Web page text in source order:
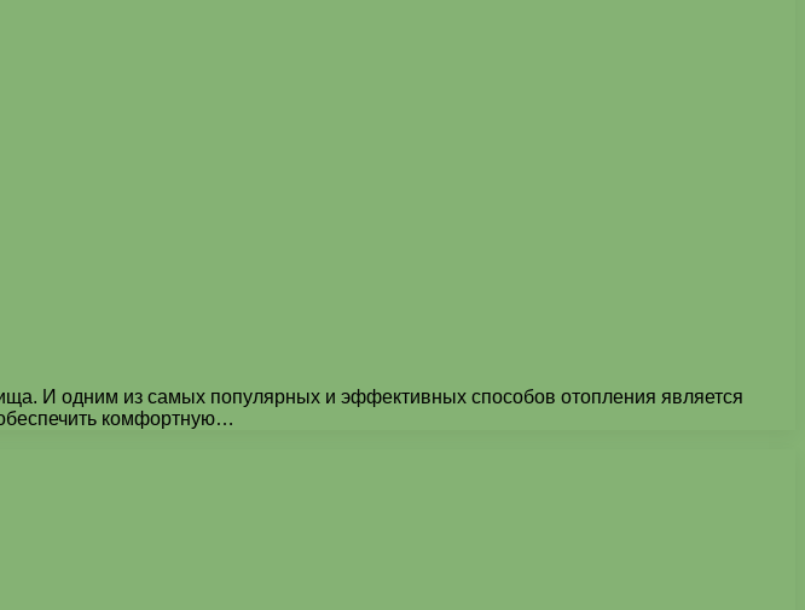
И одним из самых популярных и эффективных способов отопления является
комфортную…